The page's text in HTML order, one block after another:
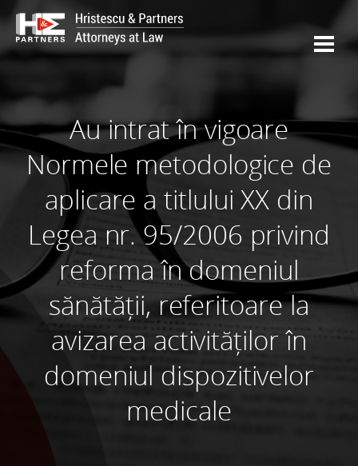
Au intrat în vigoare
Normele metodologice de
aplicare a titlului XX din
Legea nr. 95/2006 privind
reforma în domeniul
sănătății, referitoare la
avizarea activităților în
domeniul dispozitivelor
medicale